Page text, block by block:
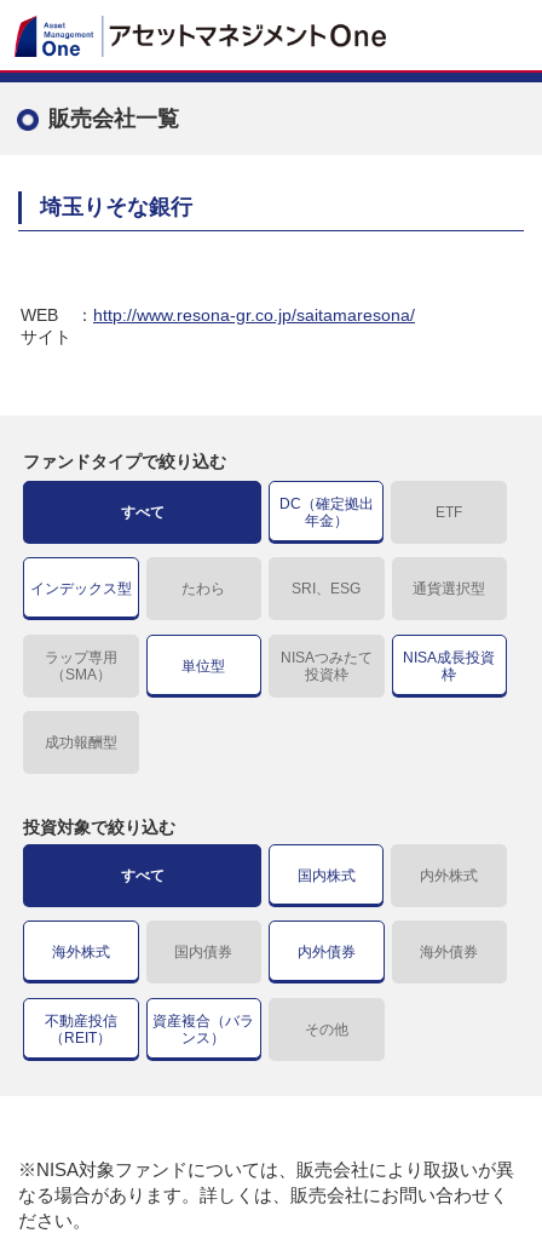
販売会社一覧
埼玉りそな銀行
WEB
サイト
： http://www.resona-gr.co.jp/saitamaresona/
ファンドタイプで絞り込む
すべて
DC（確定拠出
年金）
ETF
インデックス型 たわら SRI、ESG 通貨選択型
ラップ専用
（SMA）
単位型
NISAつみたて
投資枠
NISA成長投資
枠
成功報酬型
投資対象で絞り込む
すべて 国内株式 内外株式
海外株式 国内債券 内外債券 海外債券
不動産投信
（REIT）
資産複合（バラ
ンス）
その他
※NISA対象ファンドについては、販売会社により取扱いが異
なる場合があります。詳しくは、販売会社にお問い合わせく
ださい。